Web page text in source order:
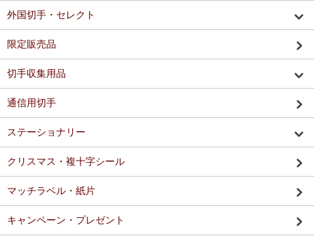
外国切手・セレクト
限定販売品
切手収集用品
通信用切手
ステーショナリー
クリスマス・複十字シール
マッチラベル・紙片
キャンペーン・プレゼント